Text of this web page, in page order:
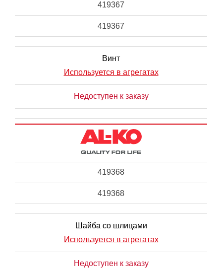
419367
419367
Винт
Используется в агрегатах
Недоступен к заказу
419368
419368
Шайба со шлицами
Используется в агрегатах
Недоступен к заказу